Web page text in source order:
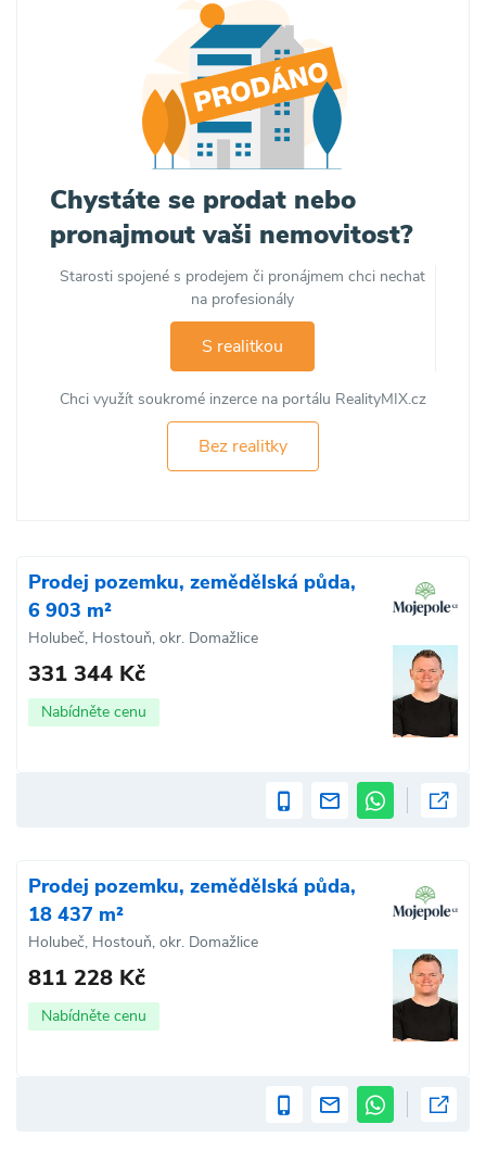
Chystáte se prodat nebo
pronajmout vaši nemovitost?
Starosti spojené s prodejem či pronájmem chci nechat
na profesionály
S realitkou
Chci využít soukromé inzerce na portálu RealityMIX.cz
Bez realitky
Prodej pozemku, zemědělská půda,
6 903 m²
Holubeč, Hostouň, okr. Domažlice
331 344 Kč
Nabídněte cenu
Prodej pozemku, zemědělská půda,
18 437 m²
Holubeč, Hostouň, okr. Domažlice
811 228 Kč
Nabídněte cenu